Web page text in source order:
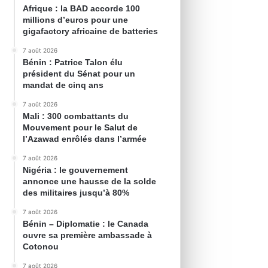
Afrique : la BAD accorde 100
millions d’euros pour une
gigafactory africaine de batteries
7 août 2026
Bénin : Patrice Talon élu
président du Sénat pour un
mandat de cinq ans
7 août 2026
Mali : 300 combattants du
Mouvement pour le Salut de
l’Azawad enrôlés dans l’armée
7 août 2026
Nigéria : le gouvernement
annonce une hausse de la solde
des militaires jusqu’à 80%
7 août 2026
Bénin – Diplomatie : le Canada
ouvre sa première ambassade à
Cotonou
7 août 2026